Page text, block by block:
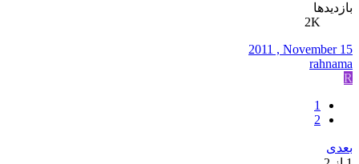
بازدیدها
2K
2011 , November 15
rahnama
R
1
2
بعدی